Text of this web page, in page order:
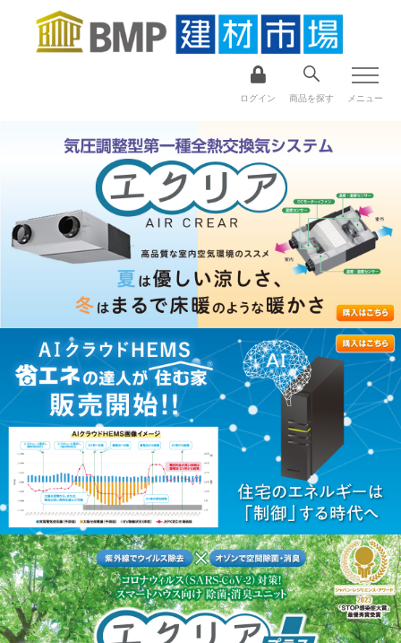
ログイン 商品を探す メニュー